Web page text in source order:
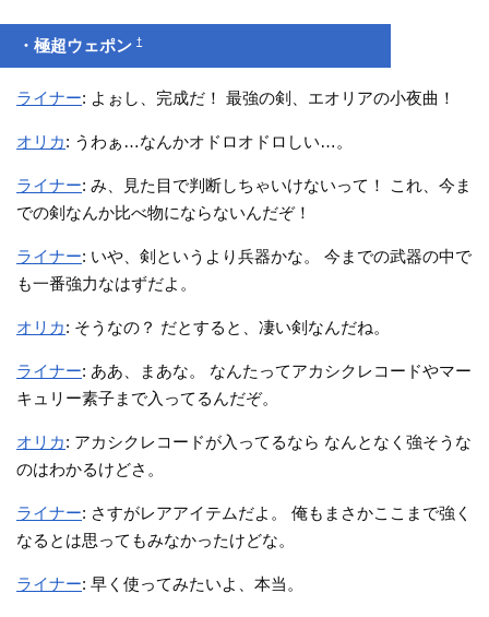
・極超ウェポン†
ライナー: よぉし、完成だ！ 最強の剣、エオリアの小夜曲！
オリカ: うわぁ…なんかオドロオドロしい…。
ライナー: み、見た目で判断しちゃいけないって！ これ、今ま
での剣なんか比べ物にならないんだぞ！
ライナー: いや、剣というより兵器かな。 今までの武器の中で
も一番強力なはずだよ。
オリカ: そうなの？ だとすると、凄い剣なんだね。
ライナー: ああ、まあな。 なんたってアカシクレコードやマー
キュリー素子まで入ってるんだぞ。
オリカ: アカシクレコードが入ってるなら なんとなく強そうな
のはわかるけどさ。
ライナー: さすがレアアイテムだよ。 俺もまさかここまで強く
なるとは思ってもみなかったけどな。
ライナー: 早く使ってみたいよ、本当。